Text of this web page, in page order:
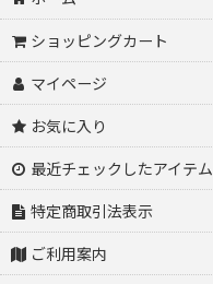
ショッピングカート
マイページ
お気に入り
最近チェックしたアイテム
特定商取引法表示
ご利用案内